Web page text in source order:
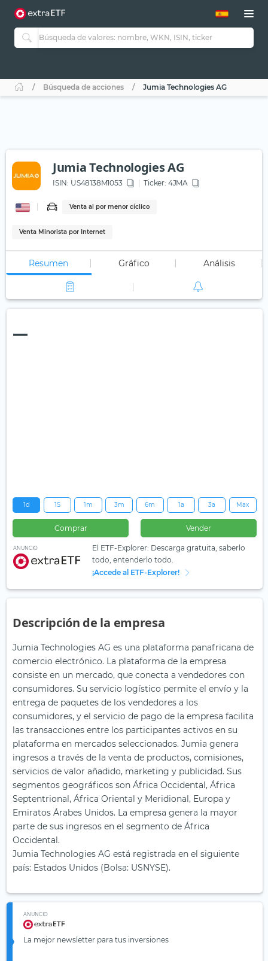
Búsqueda de acciones Jumia Technologies AG
Jumia Technologies AG
ISIN: US48138M1053 Ticker: 4JMA
Venta al por menor cíclico
Venta Minorista por Internet
Resumen Gráfico Análisis
—
1d 1S 1m 3m 6m 1a 3a Max
Comprar Vender
ANUNCIO
El ETF-Explorer: Descarga gratuita, saberlo
todo, entenderlo todo.
¡Accede al ETF-Explorer!
Descripción de la empresa
Jumia Technologies AG es una plataforma panafricana de
comercio electrónico. La plataforma de la empresa
consiste en un mercado, que conecta a vendedores con
consumidores. Su servicio logístico permite el envío y la
entrega de paquetes de los vendedores a los
consumidores, y el servicio de pago de la empresa facilita
las transacciones entre los participantes activos en su
plataforma en mercados seleccionados. Jumia genera
ingresos a través de la venta de productos, comisiones,
servicios de valor añadido, marketing y publicidad. Sus
segmentos geográficos son África Occidental, África
Septentrional, África Oriental y Meridional, Europa y
Emiratos Árabes Unidos. La empresa genera la mayor
parte de sus ingresos en el segmento de África
Occidental.
Jumia Technologies AG está registrada en el siguiente
país: Estados Unidos (Bolsa: USNYSE).
ANUNCIO
La mejor newsletter para tus inversiones